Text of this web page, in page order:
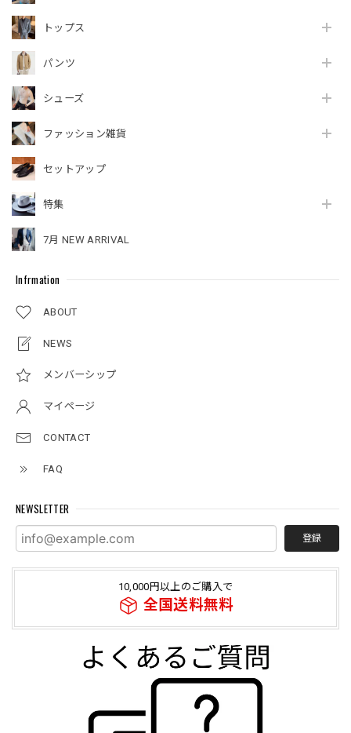
トップス
パンツ
シューズ
ファッション雑貨
セットアップ
特集
7月 NEW ARRIVAL
Infrmation
ABOUT
NEWS
メンバーシップ
マイページ
CONTACT
FAQ
NEWSLETTER
登録
10,000円以上のご購入で
全国送料無料